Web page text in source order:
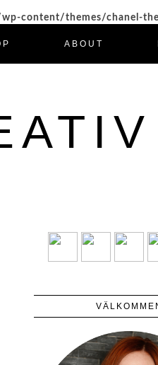
content/themes/chanel-
ABOUT